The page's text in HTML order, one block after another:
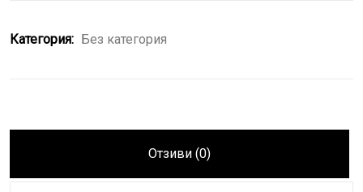
Категория: Без категория
Отзиви (0)